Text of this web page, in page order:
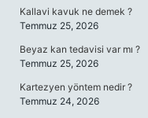
Kallavi kavuk ne demek ?
Temmuz 25, 2026
Beyaz kan tedavisi var mı ?
Temmuz 25, 2026
Kartezyen yöntem nedir ?
Temmuz 24, 2026